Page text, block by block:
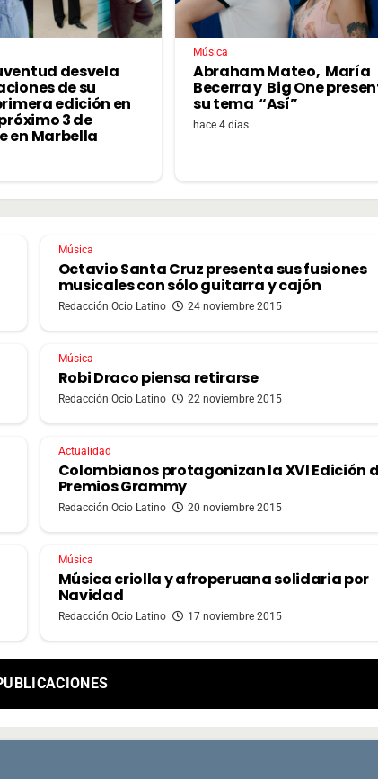
desvela
de su
edición en
3 de
en Marbella
Música
Abraham Mateo, María
Becerra y Big One
su tema “Así”
hace 4 días
Música
Octavio Santa Cruz presenta sus fusiones
musicales con sólo guitarra y cajón
Redacción Ocio Latino 24 noviembre 2015
Música
Robi Draco piensa retirarse
Redacción Ocio Latino 22 noviembre 2015
Actualidad
Colombianos protagonizan la XVI Edición
Premios Grammy
Redacción Ocio Latino 20 noviembre 2015
Música
Música criolla y afroperuana solidaria por
Navidad
Redacción Ocio Latino 17 noviembre 2015